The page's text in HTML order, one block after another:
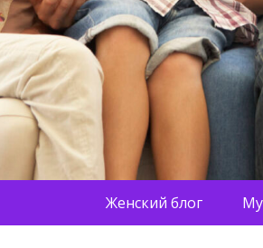
Женский блог